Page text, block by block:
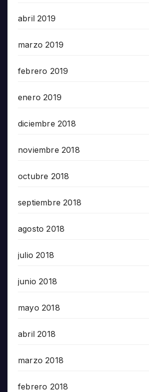
abril 2019
marzo 2019
febrero 2019
enero 2019
diciembre 2018
noviembre 2018
octubre 2018
septiembre 2018
agosto 2018
julio 2018
junio 2018
mayo 2018
abril 2018
marzo 2018
febrero 2018